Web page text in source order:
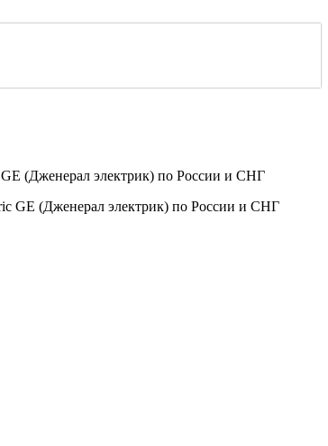
GE (Дженерал электрик) по России и СНГ